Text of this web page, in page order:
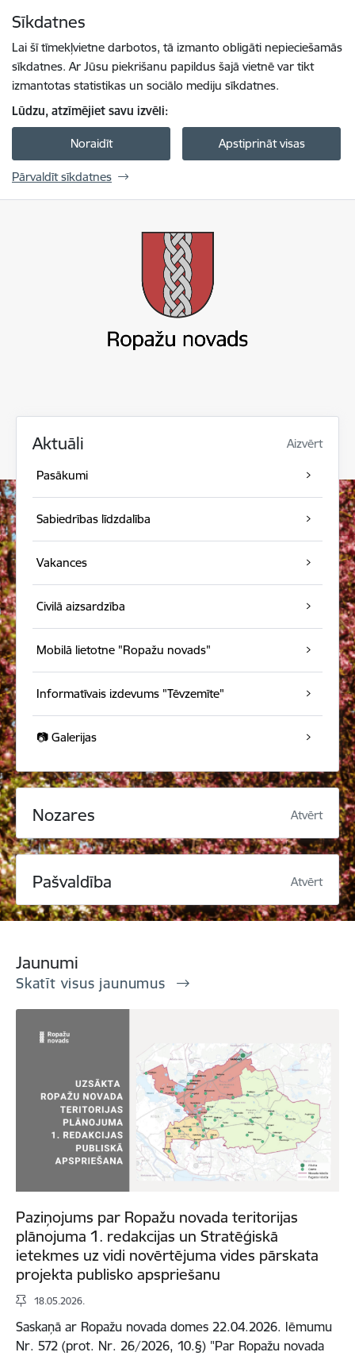
Sīkdatnes
Lai šī tīmekļvietne darbotos, tā izmanto obligāti nepieciešamās
sīkdatnes. Ar Jūsu piekrišanu papildus šajā vietnē var tikt
izmantotas statistikas un sociālo mediju sīkdatnes.
Lūdzu, atzīmējiet savu izvēli:
Noraidīt Apstiprināt visas
Pārvaldīt sīkdatnes
Aktuāli Aizvērt
Pasākumi
Sabiedrības līdzdalība
Vakances
Civilā aizsardzība
Mobilā lietotne "Ropažu novads"
Informatīvais izdevums "Tēvzemīte"
📷 Galerijas
Nozares Atvērt
Pašvaldība Atvērt
Jaunumi
Skatīt visus jaunumus
Paziņojums par Ropažu novada teritorijas
plānojuma 1. redakcijas un Stratēģiskā
ietekmes uz vidi novērtējuma vides pārskata
projekta publisko apspriešanu
18.05.2026.
Saskaņā ar Ropažu novada domes 22.04.2026. lēmumu
Nr. 572 (prot. Nr. 26/2026, 10.§) "Par Ropažu novada